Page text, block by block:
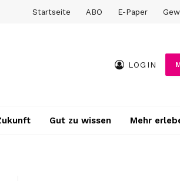
Startseite ABO E-Paper
LOGIN
Gut zu wissen Mehr